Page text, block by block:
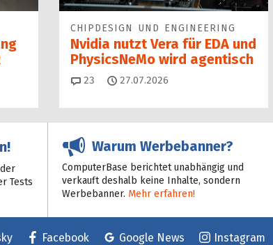
CHIPDESIGN UND ENGINEERING
Nvidia nutzt Vera für EDA und
PhysicsNeMo wird agentisch
23 Kommentare
27.07.2026
Tests
Warum Werbebanner?
ComputerBase berichtet unabhängig und
verkauft deshalb keine Inhalte, sondern
Werbebanner. Mehr erfahren!
Facebook Google News Instagram